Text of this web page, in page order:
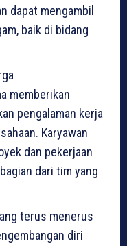
dapat mengambil
baik di bidang
memberikan
pengalaman kerja
Karyawan
dan pekerjaan
dari tim yang
terus menerus
diri